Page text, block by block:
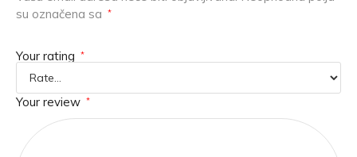
su označena sa
*
Your rating *
Your review *